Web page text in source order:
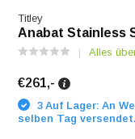
Titley
Anabat Stainless
Alles
€261,-
3 Auf Lager: An
selben Tag versendet.